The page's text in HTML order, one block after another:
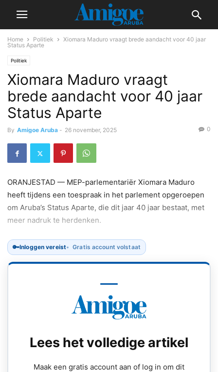
Home Politiek
Xiomara Maduro vraagt brede aandacht voor 40 jaar
Status Aparte
Politiek
Xiomara Maduro vraagt
brede aandacht voor 40 jaar
Status Aparte
By Amigoe Aruba - 26 november, 2025 0
ORANJESTAD — MEP-parlementariër Xiomara Maduro
heeft tijdens een toespraak in het parlement opgeroepen
om Aruba’s Status Aparte, die dit jaar 40 jaar bestaat, met
meer nadruk te herdenken.
🔑Inloggen vereist Gratis account volstaat
Lees het volledige artikel
Maak een gratis account aan of log in om dit